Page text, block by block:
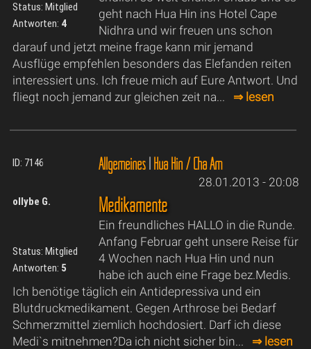
Status: Mitglied
Antworten: 4
geht nach Hua Hin ins Hotel Cape
Nidhra und wir freuen uns schon
darauf und jetzt meine frage kann mir jemand
Ausflüge empfehlen besonders das Elefanden reiten
interessiert uns. Ich freue mich auf Eure Antwort. Und
fliegt noch jemand zur gleichen zeit na... ⇒ lesen
ID: 7146 Allgemeines|Hua Hin / Cha Am
28.01.2013 - 20:08
ollybe G.
Status: Mitglied
Antworten: 5
Medikamente
Ein freundliches HALLO in die Runde.
Anfang Februar geht unsere Reise für
4 Wochen nach Hua Hin und nun
habe ich auch eine Frage bez.Medis.
Ich benötige täglich ein Antidepressiva und ein
Blutdruckmedikament. Gegen Arthrose bei Bedarf
Schmerzmittel ziemlich hochdosiert. Darf ich diese
Medi`s mitnehmen?Da ich nicht sicher bin... ⇒ lesen